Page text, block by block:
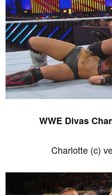
WWE Divas
Charlotte (c)